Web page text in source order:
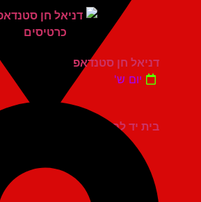
בית יד לבנים אשדוד
דניאל חן סטנדאפ
יום ש'